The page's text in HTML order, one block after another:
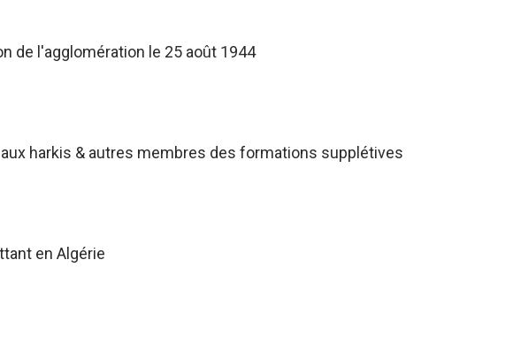
de l'agglomération le 25 août 1944
harkis & autres membres des formations supplétives
en Algérie